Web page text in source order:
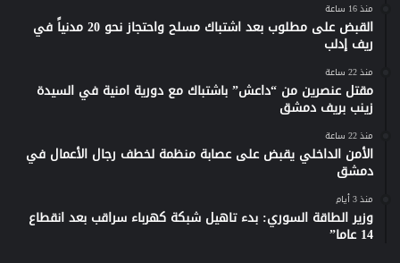
منذ 16 ساعة
القبض على مطلوب بعد اشتباك مسلح واحتجاز نحو 20 مدنياً في
ريف إدلب
منذ 22 ساعة
مقتل عنصرين من “داعش” باشتباك مع دورية امنية في السيدة
زينب بريف دمشق
منذ 22 ساعة
الأمن الداخلي يقبض على عصابة منظمة لخطف رجال الأعمال في
دمشق
منذ 3 أيام
وزير الطاقة السوري: بدء تاهيل شبكة كهرباء سراقب بعد انقطاع
14 عاما”